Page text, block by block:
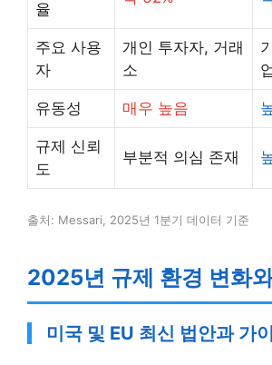
율
주요 사용
자
개인 투자자, 거래
소
유동성 매우 높음
규제 신뢰
도
부분적 의심 존재
출처: Messari, 2025년 1분기 데이터 기준
2025년 규제 환경 변화
미국 및 EU 최신 법안과 가